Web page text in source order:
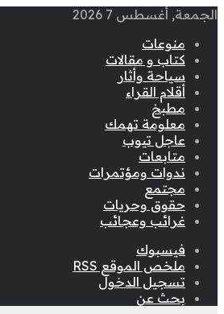
الجمعة, أغسطس 7 2026
منوعات
كتاب و مقالات
سياحة وأثار
أقلام القراء
مطبخ
معلومة تهمك
عاجل تيوب
متابعات
ندوات ومؤتمرات
مجتمع
حقوق وحريات
غرائب وعجائب
فيسبوك
ملخص الموقع RSS
تسجيل الدخول
بحث عن